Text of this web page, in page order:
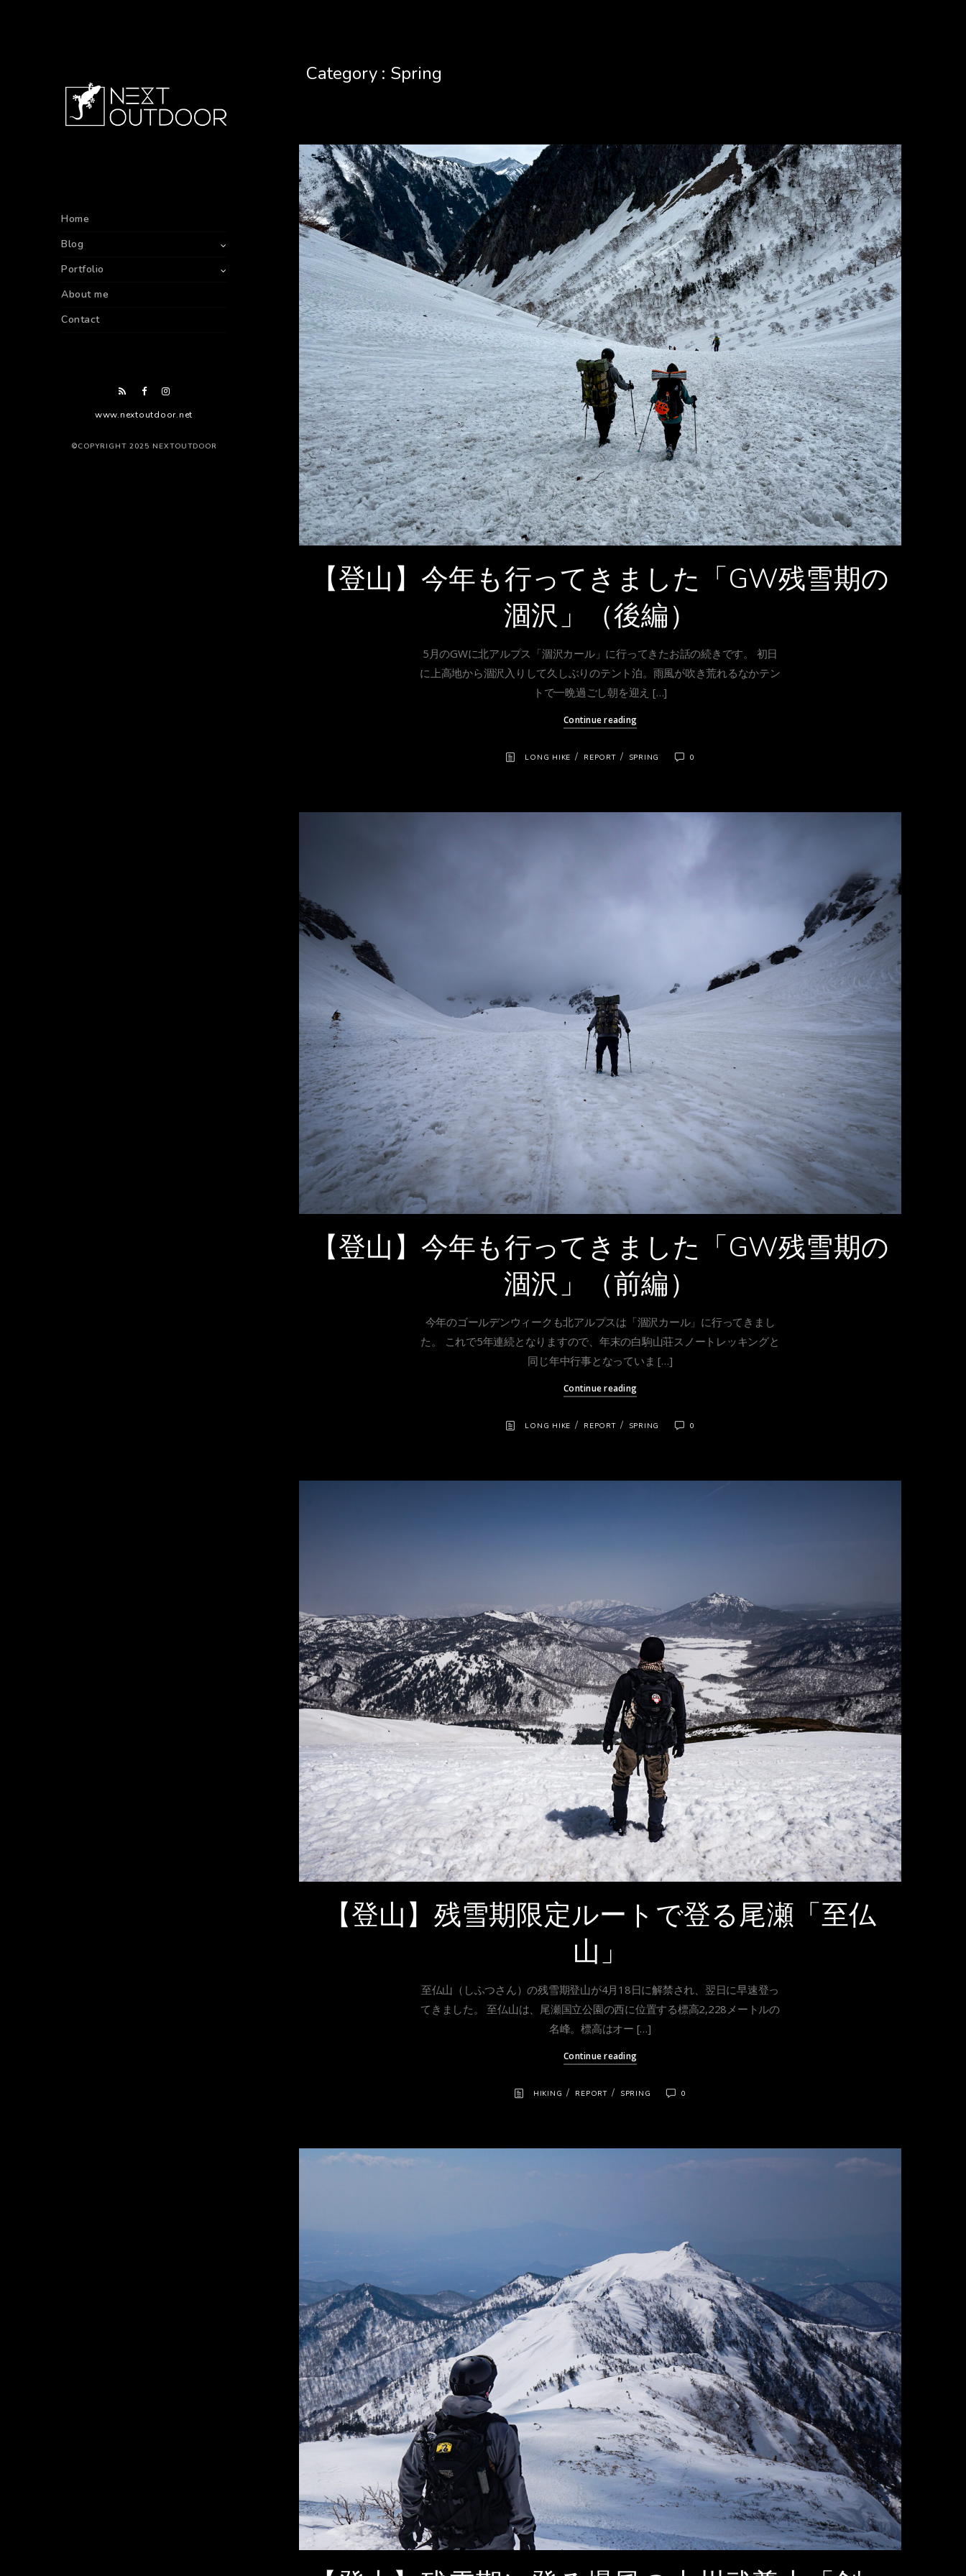
Home
Blog
Portfolio
About me
Contact
www.nextoutdoor.net
©COPYRIGHT 2025 NEXTOUTDOOR
Category : Spring
【登山】今年も行ってきました「GW残雪期の
涸沢」（後編）
5月のGWに北アルプス「涸沢カール」に行ってきたお話の続きです。 初日
に上高地から涸沢入りして久しぶりのテント泊。雨風が吹き荒れるなかテン
トで一晩過ごし朝を迎え […]
Continue reading
LONG HIKE / REPORT/ SPRING 0
【登山】今年も行ってきました「GW残雪期の
涸沢」（前編）
今年のゴールデンウィークも北アルプスは「涸沢カール」に行ってきまし
た。 これで5年連続となりますので、年末の白駒山荘スノートレッキングと
同じ年中行事となっていま […]
Continue reading
LONG HIKE / REPORT/ SPRING 0
【登山】残雪期限定ルートで登る尾瀬「至仏
山」
至仏山（しふつさん）の残雪期登山が4月18日に解禁され、翌日に早速登っ
てきました。 至仏山は、尾瀬国立公園の西に位置する標高2,228メートルの
名峰。標高はオー […]
Continue reading
HIKING / REPORT/ SPRING 0